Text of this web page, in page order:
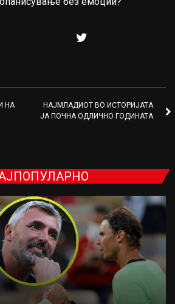
НА
НАЈМЛАДИОТ ВО ИСТОРИЈАТА
ЈА ПОЧНА ОДЛИЧНО ГОДИНАТА